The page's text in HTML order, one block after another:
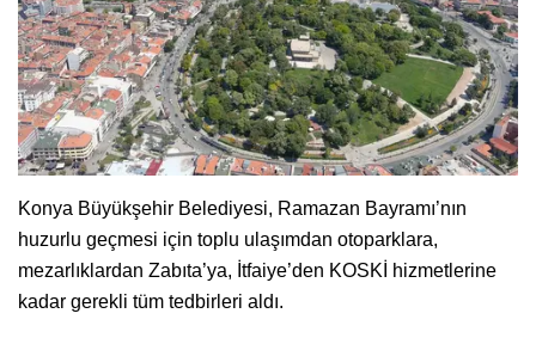
Konya Büyükşehir Belediyesi, Ramazan Bayramı’nın
huzurlu geçmesi için toplu ulaşımdan otoparklara,
mezarlıklardan Zabıta’ya, İtfaiye’den KOSKİ hizmetlerine
kadar gerekli tüm tedbirleri aldı.